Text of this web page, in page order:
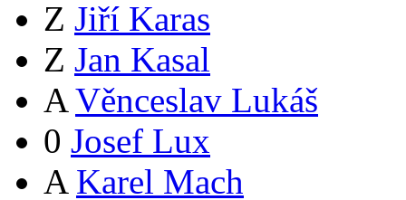
Z Jiří Karas
Z Jan Kasal
A Věnceslav Lukáš
0 Josef Lux
A Karel Mach